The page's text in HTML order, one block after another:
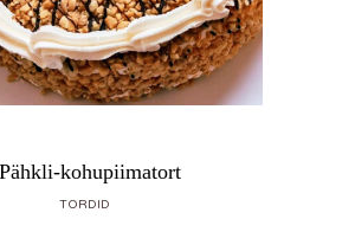
Pähkli-kohupiimatort
TORDID